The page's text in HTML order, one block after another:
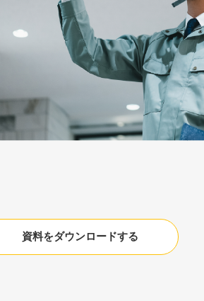
資料をダウンロードする